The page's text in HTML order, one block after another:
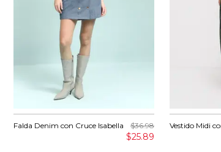
Falda Denim con Cruce Isabella $36.98
$25.89
Vestido Midi